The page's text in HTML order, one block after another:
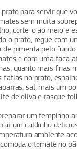
prato para servir que
sem muita
corte-o ao meio e
o prato, regue com
de pimenta pelo
e com uma faca
quanto mais finas
fatias no prato,
sal, mais um
de oliva e rasgue
um tempinho
um caldinho
ambiente
o tomate no